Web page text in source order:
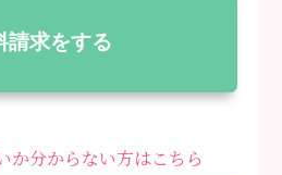
請求をする
か分からない方はこちら